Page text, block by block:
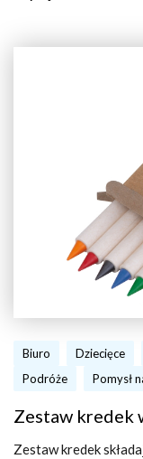
Biuro Dziecięce
Podróże
Pomysł
Zestaw kredek
Zestaw kredek